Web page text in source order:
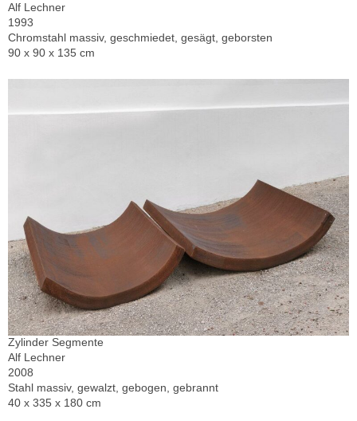
Alf Lechner
1993
Chromstahl massiv, geschmiedet, gesägt, geborsten
90 x 90 x 135 cm
Zylinder Segmente
Alf Lechner
2008
Stahl massiv, gewalzt, gebogen, gebrannt
40 x 335 x 180 cm